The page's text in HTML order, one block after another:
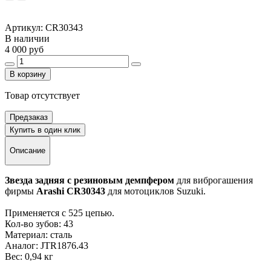
Артикул: CR30343
В наличии
4 000 руб
В корзину
Товар отсутствует
Предзаказ
Купить в один клик
Описание
Звезда задняя с резиновым демпфером для виброгашения
фирмы Arashi CR30343 для мотоциклов Suzuki.
Применяется с 525 цепью.
Кол-во зубов: 43
Материал: сталь
Аналог: JTR1876.43
Вес: 0,94 кг